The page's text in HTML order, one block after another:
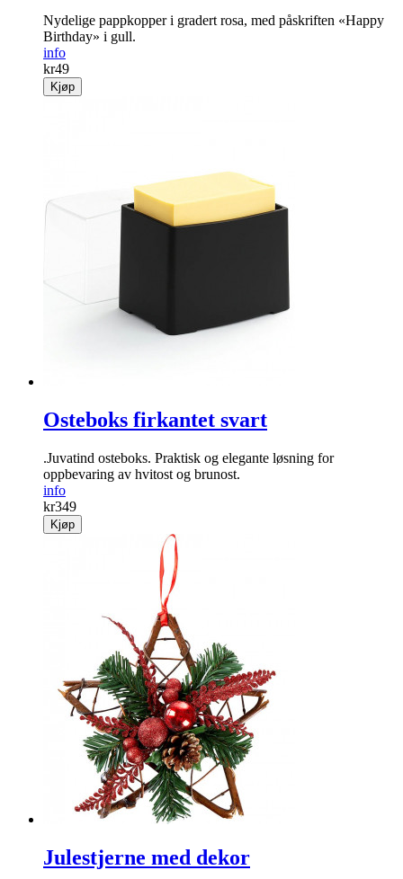
Nydelige pappkopper i gradert rosa, med påskriften «Happy
Birthday» i gull.
info
kr49
Kjøp
Osteboks firkantet svart
.Juvatind osteboks. Praktisk og elegante løsning for
oppbevaring av hvitost og brunost.
info
kr349
Kjøp
Julestjerne med dekor